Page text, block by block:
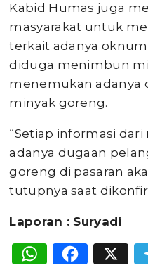
Kabid Humas juga
masyarakat untuk
terkait adanya
diduga menimbun
menemukan adanya
minyak goreng.
“Setiap informasi
adanya dugaan
goreng di pasaran
tutupnya saat
Laporan : Suryadi
X